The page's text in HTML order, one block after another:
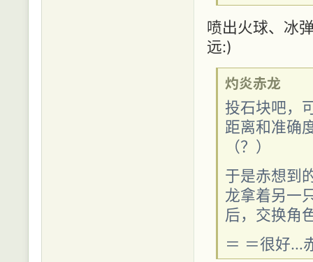
喷出火球、冰
远:)
灼炎赤龙
投石块吧，
距离和准确
（？）
于是赤想到
龙拿着另一
后，交换角
＝ ＝很好…